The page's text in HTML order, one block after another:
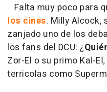
Falta muy poco para
los cines. Milly Alcock,
zanjado uno de los
los fans del DCU: ¿
Zor-El o su primo Kal-
terricolas como